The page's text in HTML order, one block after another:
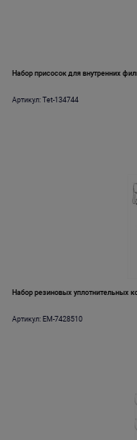
Набор присосок для внутренних
Артикул: Tet-134744
Набор резиновых уплотнительных
Артикул: EM-7428510